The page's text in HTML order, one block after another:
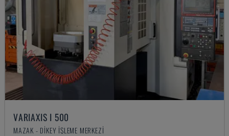
VARIAXIS I 500
MAZAK - DIKEY İŞLEME MERKEZI